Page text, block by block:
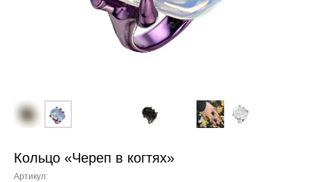
Кольцо «Череп в когтях»
Артикул: